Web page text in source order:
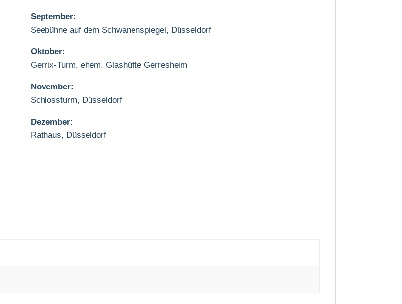
September:
Seebühne auf dem Schwanenspiegel, Düsseldorf
Oktober:
Gerrix-Turm, ehem. Glashütte Gerresheim
November:
Schlossturm, Düsseldorf
Dezember:
Rathaus, Düsseldorf